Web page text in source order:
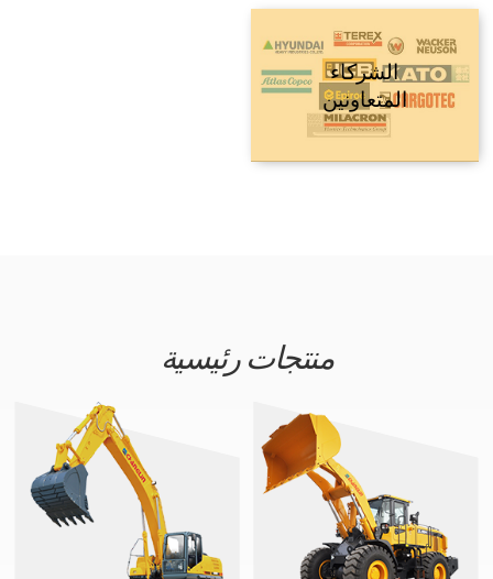
الشركاء
المتعاونين
منتجات رئيسية